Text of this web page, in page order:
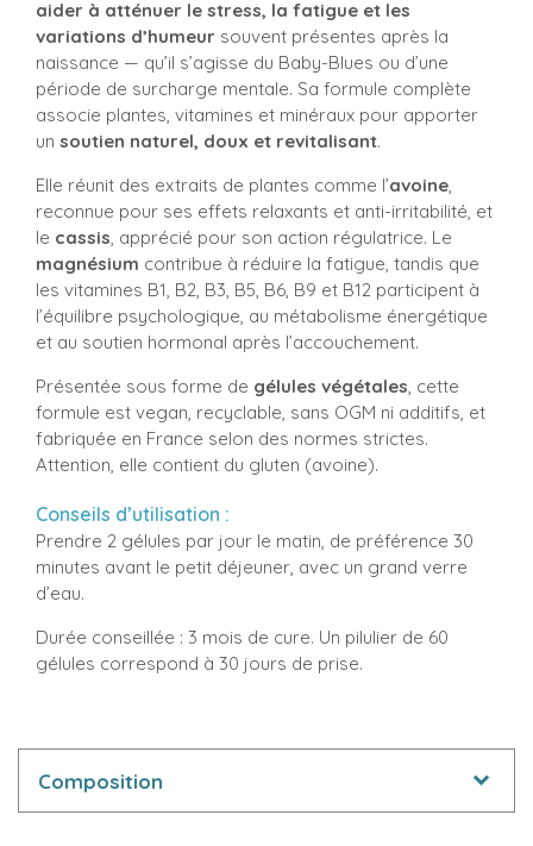
aider à atténuer le stress, la fatigue et les
variations d’humeur souvent présentes après la
naissance — qu’il s’agisse du Baby-Blues ou d’une
période de surcharge mentale. Sa formule complète
associe plantes, vitamines et minéraux pour apporter
un soutien naturel, doux et revitalisant.
Elle réunit des extraits de plantes comme l’avoine,
reconnue pour ses effets relaxants et anti-irritabilité, et
le cassis, apprécié pour son action régulatrice. Le
magnésium contribue à réduire la fatigue, tandis que
les vitamines B1, B2, B3, B5, B6, B9 et B12 participent à
l’équilibre psychologique, au métabolisme énergétique
et au soutien hormonal après l’accouchement.
Présentée sous forme de gélules végétales, cette
formule est vegan, recyclable, sans OGM ni additifs, et
fabriquée en France selon des normes strictes.
Attention, elle contient du gluten (avoine).
Conseils d’utilisation :
Prendre 2 gélules par jour le matin, de préférence 30
minutes avant le petit déjeuner, avec un grand verre
d’eau.
Durée conseillée : 3 mois de cure. Un pilulier de 60
gélules correspond à 30 jours de prise.
Composition